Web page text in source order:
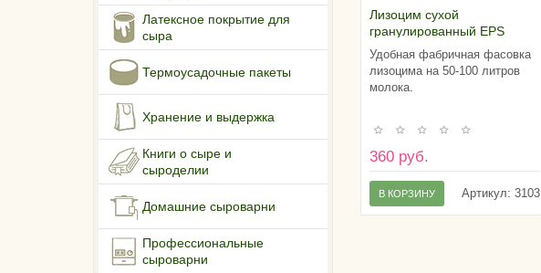
Латексное покрытие для
сыра
Термоусадочные пакеты
Хранение и выдержка
Книги о сыре и
сыроделии
Домашние сыроварни
Профессиональные
сыроварни
Лизоцим сухой
гранулированный EPS
(Италия), 1 грамм
Удобная фабричная фасовка
лизоцима на 50-100 литров
молока.
360 руб.
Артикул: 3103
В КОРЗИНУ